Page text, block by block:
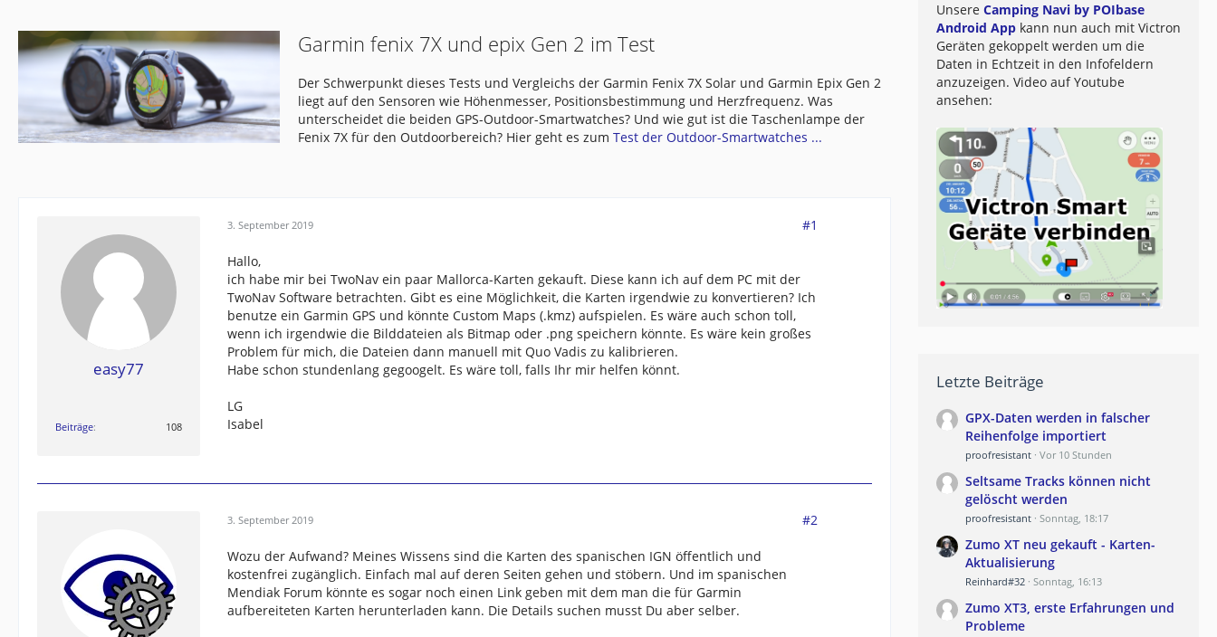
Garmin fenix 7X und epix Gen 2 im Test
Der Schwerpunkt dieses Tests und Vergleichs der Garmin Fenix 7X Solar und Garmin Epix Gen 2
liegt auf den Sensoren wie Höhenmesser, Positionsbestimmung und Herzfrequenz. Was
unterscheidet die beiden GPS-Outdoor-Smartwatches? Und wie gut ist die Taschenlampe der
Fenix 7X für den Outdoorbereich? Hier geht es zumTest der Outdoor-Smartwatches ...
easy77
Beiträge 108
3. September 2019 #1
Hallo,
ich habe mir bei TwoNav ein paar Mallorca-Karten gekauft. Diese kann ich auf dem PC mit der
TwoNav Software betrachten. Gibt es eine Möglichkeit, die Karten irgendwie zu konvertieren? Ich
benutze ein Garmin GPS und könnte Custom Maps (.kmz) aufspielen. Es wäre auch schon toll,
wenn ich irgendwie die Bilddateien als Bitmap oder .png speichern könnte. Es wäre kein großes
Problem für mich, die Dateien dann manuell mit Quo Vadis zu kalibrieren.
Habe schon stundenlang gegoogelt. Es wäre toll, falls Ihr mir helfen könnt.
LG
Isabel
3. September 2019 #2
Wozu der Aufwand? Meines Wissens sind die Karten des spanischen IGN öffentlich und
kostenfrei zugänglich. Einfach mal auf deren Seiten gehen und stöbern. Und im spanischen
Mendiak Forum könnte es sogar noch einen Link geben mit dem man die für Garmin
aufbereiteten Karten herunterladen kann. Die Details suchen musst Du aber selber.
Unsere Camping Navi by POIbase
Android App kann nun auch mit Victron
Geräten gekoppelt werden um die
Daten in Echtzeit in den Infofeldern
anzuzeigen. Video auf Youtube
ansehen:
Letzte Beiträge
GPX-Daten werden in falscher
Reihenfolge importiert
proofresistant Vor 10 Stunden
Seltsame Tracks können nicht
gelöscht werden
proofresistant Sonntag, 18:17
Zumo XT neu gekauft - Karten-
Aktualisierung
Reinhard#32 Sonntag, 16:13
Zumo XT3, erste Erfahrungen und
Probleme